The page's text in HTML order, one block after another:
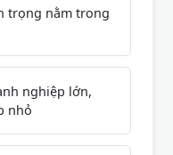
trọng nằm trong
nghiệp lớn,
nhỏ